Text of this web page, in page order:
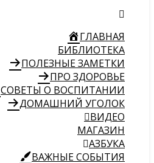
ГЛАВНАЯ
БИБЛИОТЕКА
ПОЛЕЗНЫЕ ЗАМЕТКИ
ПРО ЗДОРОВЬЕ
СОВЕТЫ О ВОСПИТАНИИ
ДОМАШНИЙ УГОЛОК
ВИДЕО
МАГАЗИН
АЗБУКА
ВАЖНЫЕ СОБЫТИЯ